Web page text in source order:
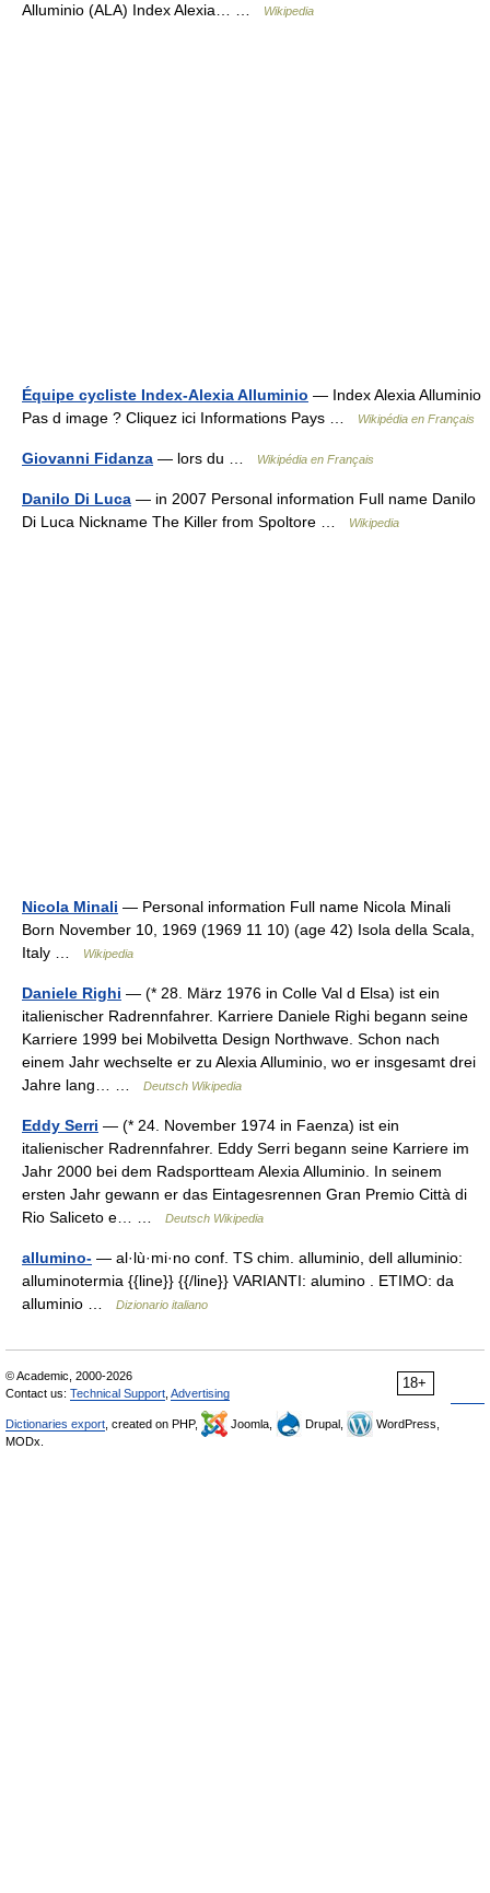
Alluminio (ALA) Index Alexia… …
Wikipedia
Équipe cycliste Index-Alexia Alluminio — Index Alexia Alluminio
Pas d image ? Cliquez ici Informations Pays …
Wikipédia en Français
Giovanni Fidanza — lors du … Wikipédia en Français
Danilo Di Luca — in 2007 Personal information Full name Danilo
Di Luca Nickname The Killer from Spoltore …
Wikipedia
Nicola Minali — Personal information Full name Nicola Minali
Born November 10, 1969 (1969 11 10) (age 42) Isola della Scala,
Italy …
Wikipedia
Daniele Righi — (* 28. März 1976 in Colle Val d Elsa) ist ein
italienischer Radrennfahrer. Karriere Daniele Righi begann seine
Karriere 1999 bei Mobilvetta Design Northwave. Schon nach
einem Jahr wechselte er zu Alexia Alluminio, wo er insgesamt drei
Jahre lang… …
Deutsch Wikipedia
Eddy Serri — (* 24. November 1974 in Faenza) ist ein
italienischer Radrennfahrer. Eddy Serri begann seine Karriere im
Jahr 2000 bei dem Radsportteam Alexia Alluminio. In seinem
ersten Jahr gewann er das Eintagesrennen Gran Premio Città di
Rio Saliceto e… …
Deutsch Wikipedia
allumino- — al·lù·mi·no conf. TS chim. alluminio, dell alluminio:
alluminotermia {{line}} {{/line}} VARIANTI: alumino . ETIMO: da
alluminio …
Dizionario italiano
18+
© Academic, 2000-2026
Contact us: Technical Support Advertising
Dictionaries export , created on PHP, Joomla, Drupal,
WordPress,
MODx.